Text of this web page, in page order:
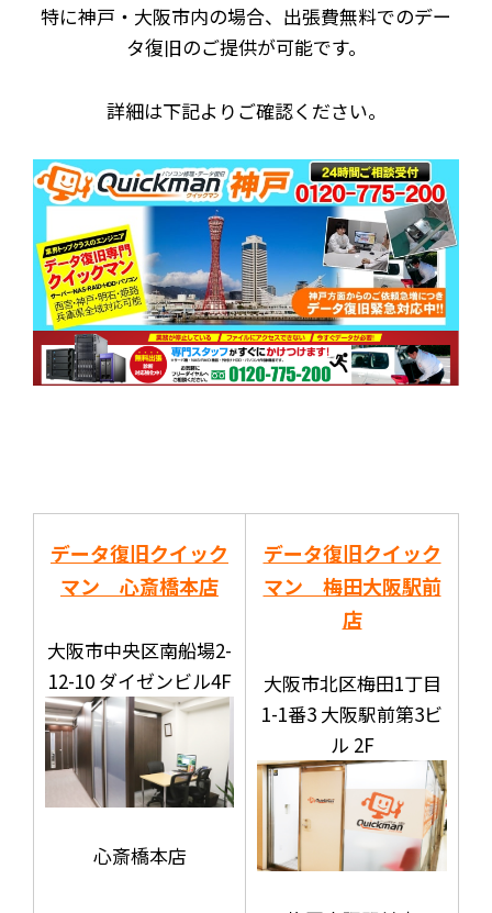
特に神戸・大阪市内の場合、出張費無料でのデー
タ復旧のご提供が可能です。
詳細は下記よりご確認ください。
データ復旧クイック
マン 心斎橋本店
大阪市中央区南船場2-
12-10 ダイゼンビル4F
心斎橋本店
データ復旧クイック
マン 梅田大阪駅前
店
大阪市北区梅田1丁目
1-1番3 大阪駅前第3ビ
ル 2F